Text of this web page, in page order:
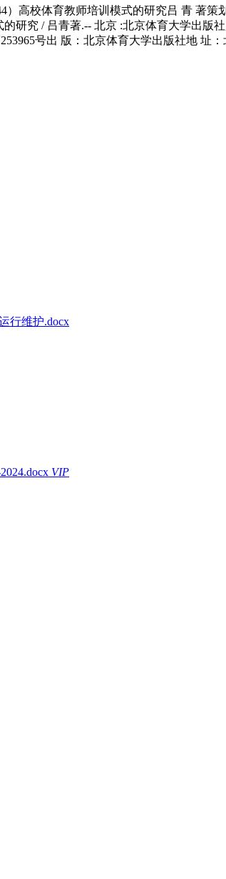
高校体育教师培训模式的研究吕 青 著
研究 / 吕青著.-- 北京 :北京体育大学出版
号出 版：北京体育大学出版社地 址
行维护.docx
VIP